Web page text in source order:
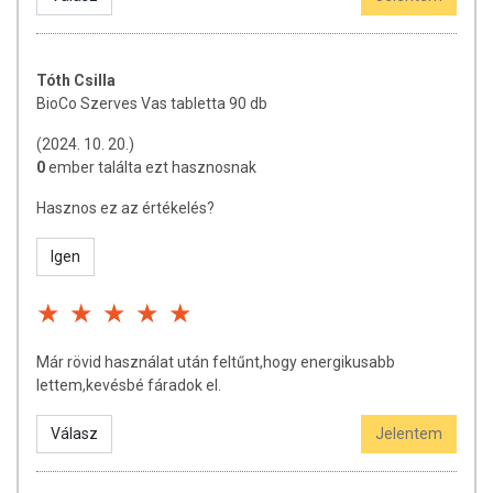
hatást tulajdonítani.
egészséges életmódot!
A termék nem gyógyít betegségeket! A termék nem az orvosi kezelés
kezelőorvosával. Az ajánlott napi fogyasztási mennyiséget ne lépje túl!
Ne szedje a készítményt, ha az összetevők bármelyikére érzékeny
Tóth Csilla
BioCo Szerves Vas tabletta 90 db
(2024. 10. 20.)
0ember találta ezt hasznosnak
Hasznos ez az értékelés?
Igen
Már rövid használat után feltűnt,hogy energikusabb
lettem,kevésbé fáradok el.
Válasz Jelentem